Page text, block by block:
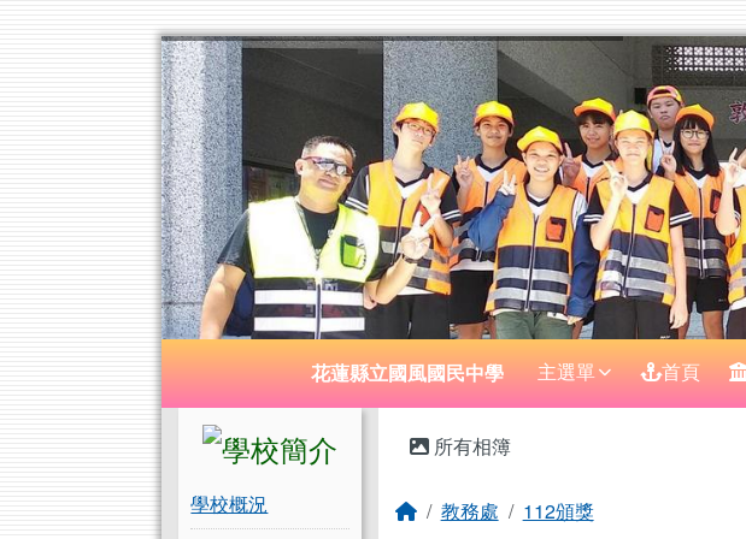
花蓮縣立國風國民中學
導覽列 花蓮縣立國風國民中學 主選單 首頁
左邊區域內容
學校概況
主內容區域
所有相簿
回首頁
教務處 112頒獎
頁尾區域